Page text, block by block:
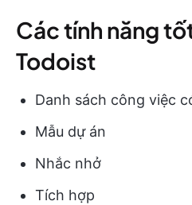
Các tính năng
Todoist
Danh sách công việc
Mẫu dự án
Nhắc nhở
Tích hợp